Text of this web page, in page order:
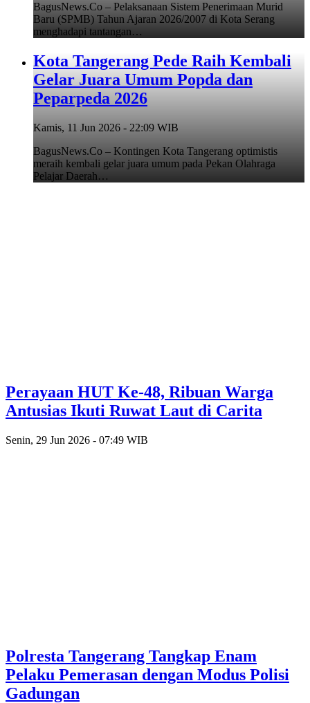
BagusNews.Co – Pelaksanaan Sistem Penerimaan Murid
Baru (SPMB) Tahun Ajaran 2026/2007 di Kota Serang
menghadapi tantangan…
Kota Tangerang Pede Raih Kembali
Gelar Juara Umum Popda dan
Peparpeda 2026
Kamis, 11 Jun 2026 - 22:09 WIB
BagusNews.Co – Kontingen Kota Tangerang optimistis
meraih kembali gelar juara umum pada Pekan Olahraga
Pelajar Daerah…
Perayaan HUT Ke-48, Ribuan Warga
Antusias Ikuti Ruwat Laut di Carita
Senin, 29 Jun 2026 - 07:49 WIB
Polresta Tangerang Tangkap Enam
Pelaku Pemerasan dengan Modus Polisi
Gadungan